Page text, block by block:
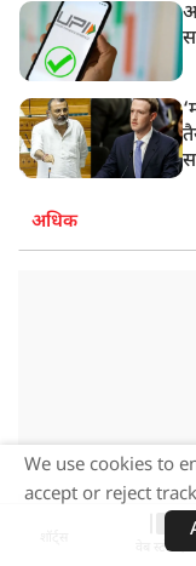
अधिक
वेब स्टोरीज़
We use cookies to
accept or reject